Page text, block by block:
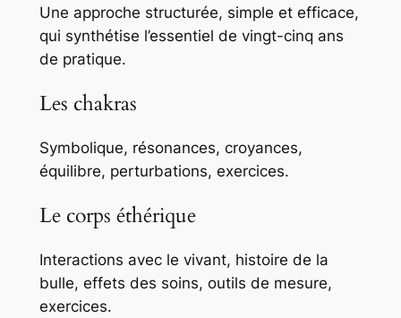
Une approche structurée, simple et efficace,
qui synthétise l’essentiel de vingt-cinq ans
de pratique.
Les chakras
Symbolique, résonances, croyances,
équilibre, perturbations, exercices.
Le corps éthérique
Interactions avec le vivant, histoire de la
bulle, effets des soins, outils de mesure,
exercices.